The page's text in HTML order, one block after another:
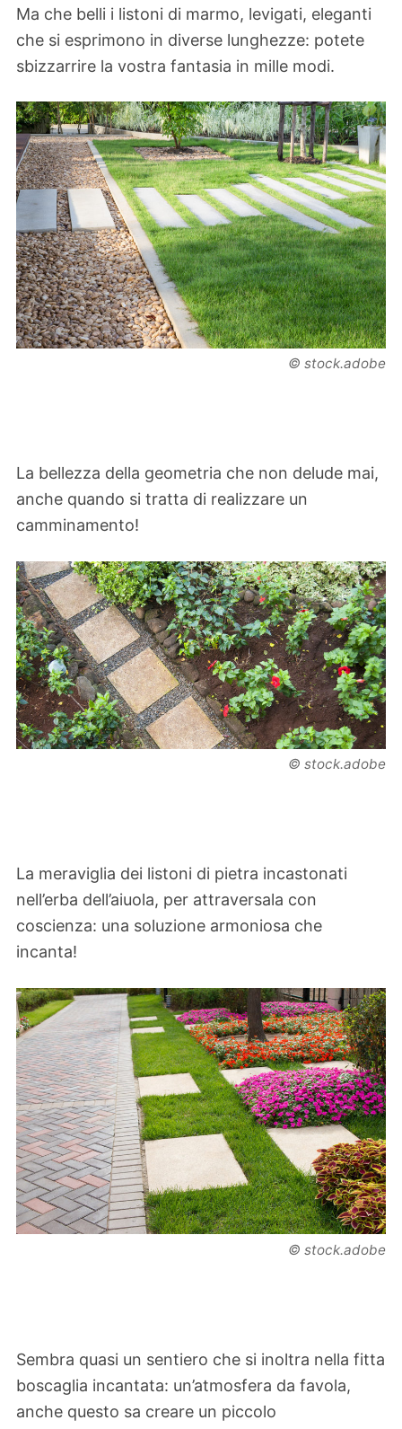
Ma che belli i listoni di marmo, levigati, eleganti
che si esprimono in diverse lunghezze: potete
sbizzarrire la vostra fantasia in mille modi.
© stock.adobe
La bellezza della geometria che non delude mai,
anche quando si tratta di realizzare un
camminamento!
© stock.adobe
La meraviglia dei listoni di pietra incastonati
nell’erba dell’aiuola, per attraversala con
coscienza: una soluzione armoniosa che
incanta!
© stock.adobe
Sembra quasi un sentiero che si inoltra nella fitta
boscaglia incantata: un’atmosfera da favola,
anche questo sa creare un piccolo